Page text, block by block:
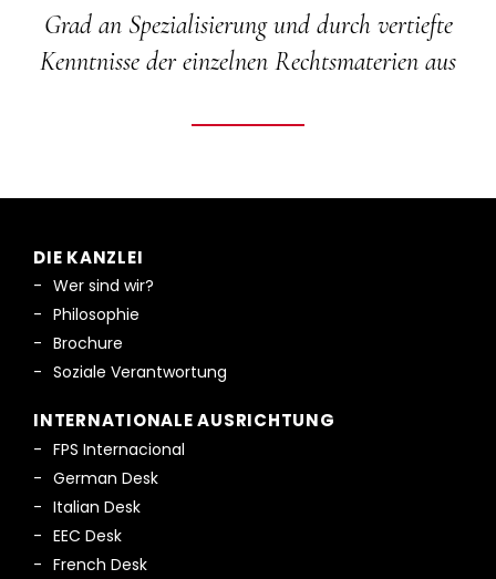
Grad an Spezialisierung und durch vertiefte
Kenntnisse der einzelnen Rechtsmaterien aus
DIE KANZLEI
Wer sind wir?
Philosophie
Brochure
Soziale Verantwortung
INTERNATIONALE AUSRICHTUNG
FPS Internacional
German Desk
Italian Desk
EEC Desk
French Desk